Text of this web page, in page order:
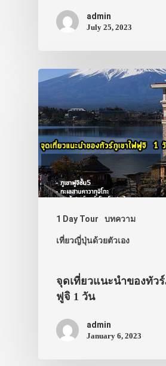
admin
July 25, 2023
1 Day Tour บทความ
เที่ยวญี่ปุ่นด้วยตัวเอง
จุดเที่ยวแนะนำของทัว
ฟูจิ 1 วัน
admin
January 6, 2023